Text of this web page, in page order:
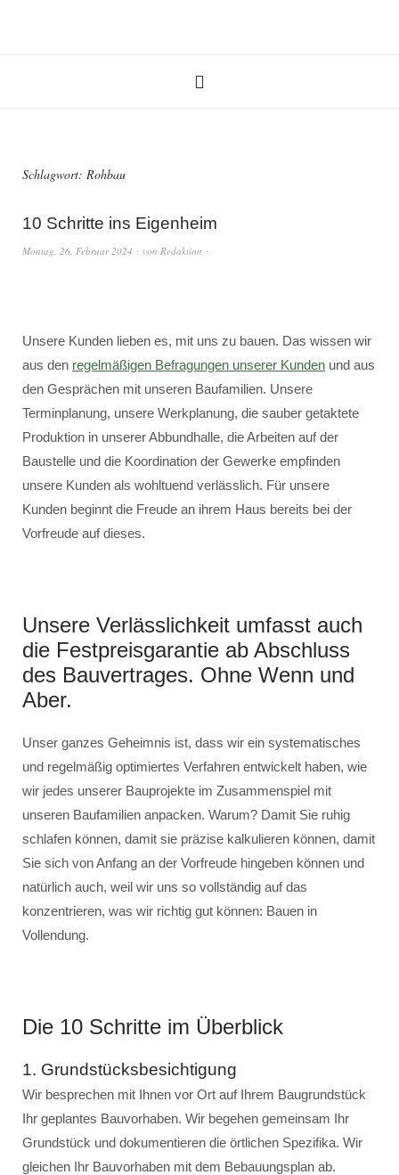
Schlagwort: Rohbau
10 Schritte ins Eigenheim
Montag, 26. Februar 2024 von Redaktion
Unsere Kunden lieben es, mit uns zu bauen. Das wissen wir
aus den regelmäßigen Befragungen unserer Kunden und aus
den Gesprächen mit unseren Baufamilien. Unsere
Terminplanung, unsere Werkplanung, die sauber getaktete
Produktion in unserer Abbundhalle, die Arbeiten auf der
Baustelle und die Koordination der Gewerke empfinden
unsere Kunden als wohltuend verlässlich. Für unsere
Kunden beginnt die Freude an ihrem Haus bereits bei der
Vorfreude auf dieses.
Unsere Verlässlichkeit umfasst auch
die Festpreisgarantie ab Abschluss
des Bauvertrages. Ohne Wenn und
Aber.
Unser ganzes Geheimnis ist, dass wir ein systematisches
und regelmäßig optimiertes Verfahren entwickelt haben, wie
wir jedes unserer Bauprojekte im Zusammenspiel mit
unseren Baufamilien anpacken. Warum? Damit Sie ruhig
schlafen können, damit sie präzise kalkulieren können, damit
Sie sich von Anfang an der Vorfreude hingeben können und
natürlich auch, weil wir uns so vollständig auf das
konzentrieren, was wir richtig gut können: Bauen in
Vollendung.
Die 10 Schritte im Überblick
1. Grundstücksbesichtigung
Wir besprechen mit Ihnen vor Ort auf Ihrem Baugrundstück
Ihr geplantes Bauvorhaben. Wir begehen gemeinsam Ihr
Grundstück und dokumentieren die örtlichen Spezifika. Wir
gleichen Ihr Bauvorhaben mit dem Bebauungsplan ab.